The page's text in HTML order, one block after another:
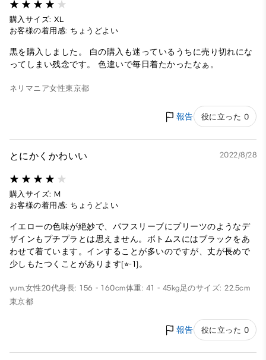
購入サイズ: XL
お客様の着用感: ちょうどよい
黒を購入しました。 白の購入も迷っているうちに売り切れにな
ってしまい残念です。 色違いで毎日着たかったなぁ。
ネリマニア女性東京都
報告 役に立った 0
とにかくかわいい 2022/8/28
購入サイズ: M
お客様の着用感: ちょうどよい
イエローの色味が絶妙で、パフスリーブにプリーツのようなデ
ザインもプチプラとは思えません。ボトムスにはブラックをあ
わせて着ています。インすることが多いのですが、丈が長めで
少しもたつくことがあります(⭐︎-1)。
yum.女性20代身長: 156 - 160cm体重: 41 - 45kg足のサイズ: 22.5cm
東京都
報告 役に立った 0